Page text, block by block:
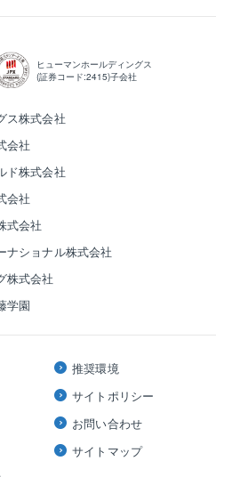
ヒューマンホールディングス
(証券コード:2415)子会社
ス株式会社
会社
ド株式会社
会社
式会社
ナショナル株式会社
株式会社
学園
推奨環境
サイトポリシー
お問い合わせ
サイトマップ